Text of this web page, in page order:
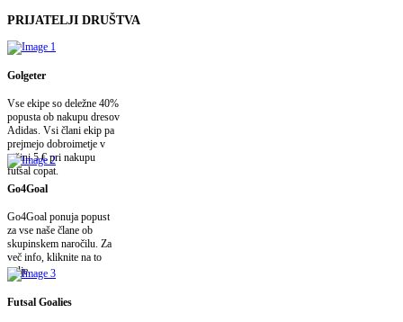
PRIJATELJI DRUŠTVA
Golgeter
Vse ekipe so deležne 40%
popusta ob nakupu dresov
Adidas. Vsi člani ekip pa
prejmejo dobroimetje v
višini 5 € pri nakupu
futsal copat.
Go4Goal
Go4Goal ponuja popust
za vse naše člane ob
skupinskem naročilu. Za
več info, kliknite na to
polje.
Futsal Goalies